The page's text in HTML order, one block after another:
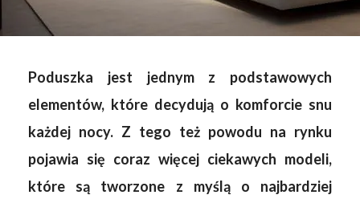
Poduszka jest jednym z podstawowych
elementów, które decydują o komforcie snu
każdej nocy. Z tego też powodu na rynku
pojawia się coraz więcej ciekawych modeli,
które są tworzone z myślą o najbardziej